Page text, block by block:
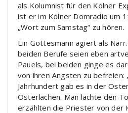
als Kolumnist für den Kölner
ist er im Kölner Domradio um
„Wort zum Samstag“ zu hören.
Ein Gottesmann agiert als
beiden Berufe seien eben
Pauels, bei beiden ginge es
von ihren Ängsten zu befreien:
Jahrhundert gab es in der
Osterlachen. Man lachte den
erzählten die Priester von der